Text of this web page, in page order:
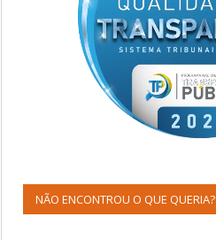
NÃO ENCONTROU O QUE QUERIA?